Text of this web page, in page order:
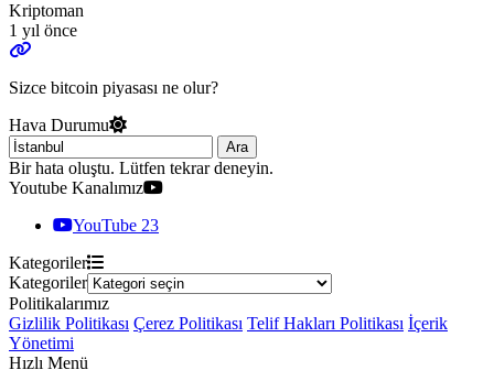
Kriptoman
1 yıl önce
Sizce bitcoin piyasası ne olur?
Hava Durumu
Ara
Bir hata oluştu. Lütfen tekrar deneyin.
Youtube Kanalımız
YouTube 23
Kategoriler
Kategoriler
Politikalarımız
Gizlilik Politikası Çerez Politikası Telif Hakları Politikası İçerik
Yönetimi
Hızlı Menü